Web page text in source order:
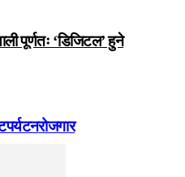
पूर्णतः ‘डिजिटल’ हुने
पर्यटनरोजगार